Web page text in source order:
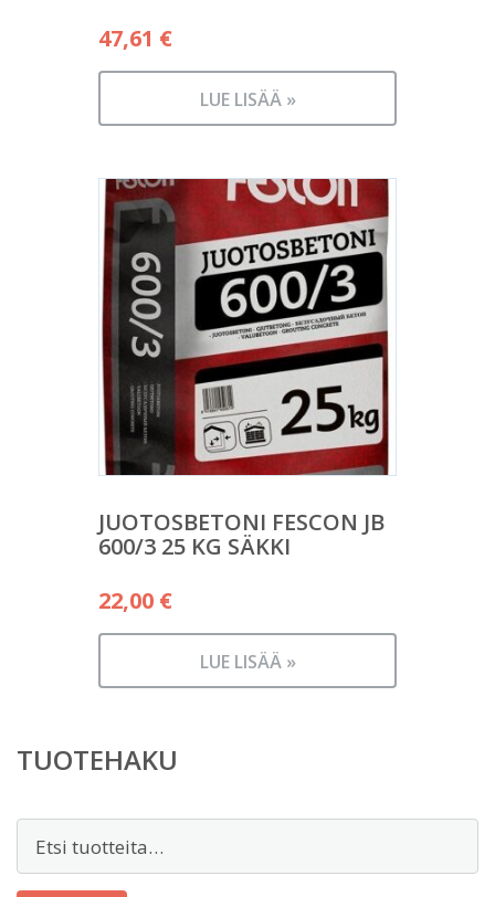
47,61 €
LUE LISÄÄ »
JUOTOSBETONI FESCON JB
600/3 25 KG SÄKKI
22,00 €
LUE LISÄÄ »
TUOTEHAKU